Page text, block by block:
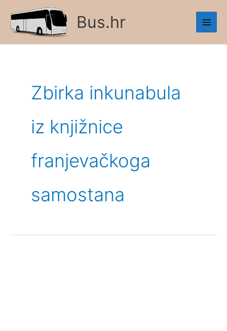
content
Bus.hr
Zbirka inkunabula
iz knjižnice
franjevačkoga
samostana